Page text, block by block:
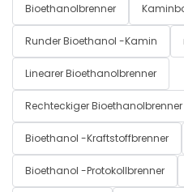
Bioethanolbrenner
Runder Bioethanol -Kamin
Linearer Bioethanolbrenner
Rechteckiger Bioethanolbrenner
Bioethanol -Kraftstoffbrenner
Bioethanol -Protokollbrenner